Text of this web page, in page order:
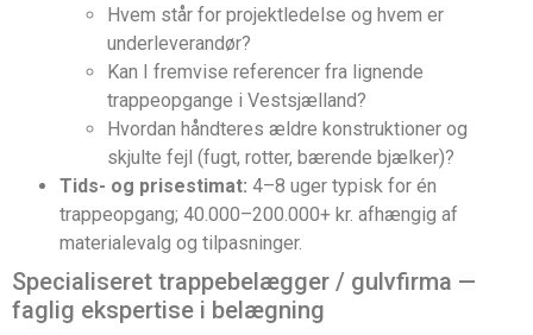
Hvem står for projektledelse og hvem er
underleverandør?
Kan I fremvise referencer fra lignende
trappeopgange i Vestsjælland?
Hvordan håndteres ældre konstruktioner og
skjulte fejl (fugt, rotter, bærende bjælker)?
Tids- og prisestimat: 4–8 uger typisk for én
trappeopgang; 40.000–200.000+ kr. afhængig af
materialevalg og tilpasninger.
Specialiseret trappebelægger / gulvfirma —
faglig ekspertise i belægning